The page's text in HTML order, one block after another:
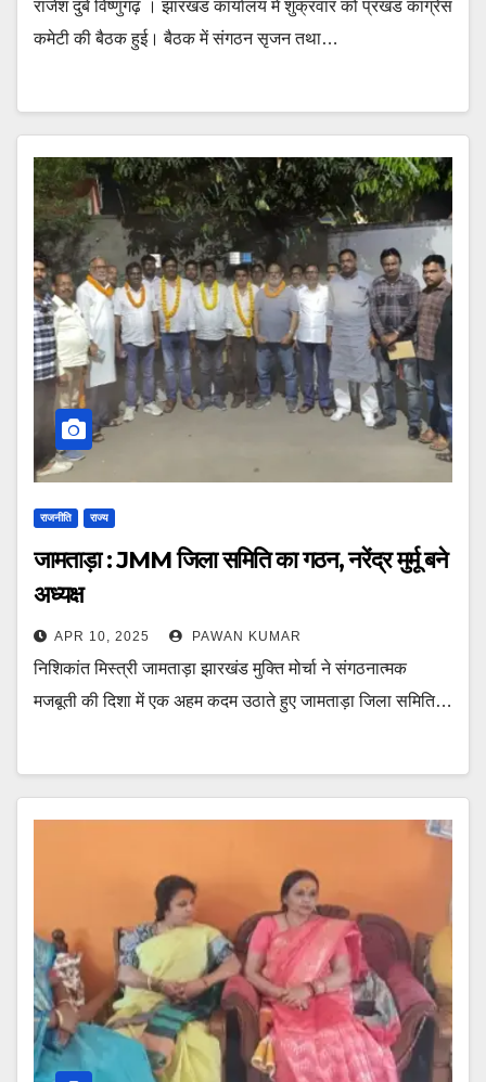
राजेश दुबे विष्णुगढ़ । झारखंड कार्यालय में शुक्रवार को प्रखंड कांग्रेस
कमेटी की बैठक हुई। बैठक में संगठन सृजन तथा…
राजनीति राज्य
जामताड़ा : JMM जिला समिति का गठन, नरेंद्र मुर्मू बने
अध्यक्ष
APR 10, 2025 PAWAN KUMAR
निशिकांत मिस्त्री जामताड़ा झारखंड मुक्ति मोर्चा ने संगठनात्मक
मजबूती की दिशा में एक अहम कदम उठाते हुए जामताड़ा जिला समिति…